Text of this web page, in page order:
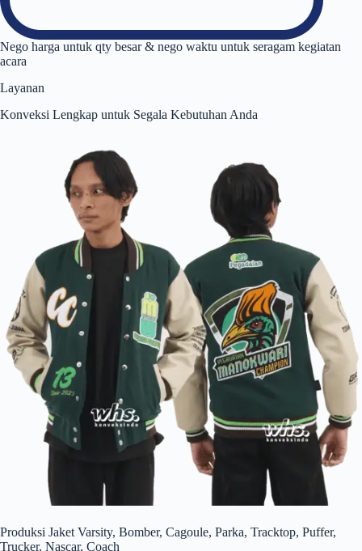
Nego harga untuk qty besar & nego waktu untuk seragam kegiatan
acara
Layanan
Konveksi Lengkap untuk Segala Kebutuhan Anda
Produksi Jaket Varsity, Bomber, Cagoule, Parka, Tracktop, Puffer,
Trucker, Nascar, Coach